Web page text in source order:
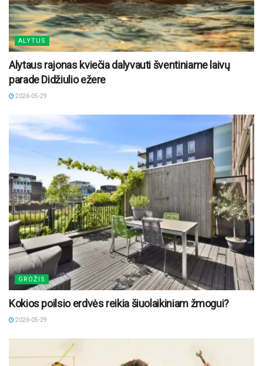
ALYTUS
Alytaus rajonas kviečia dalyvauti šventiniame laivų
parade Didžiulio ežere
2026-05-29
GROŽIS
Kokios poilsio erdvės reikia šiuolaikiniam žmogui?
2026-05-29